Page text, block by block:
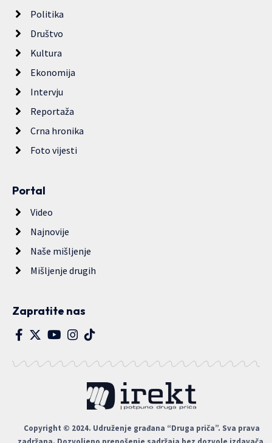
Politika
Društvo
Kultura
Ekonomija
Intervju
Reportaža
Crna hronika
Foto vijesti
Portal
Video
Najnovije
Naše mišljenje
Mišljenje drugih
Zapratite nas
Copyright © 2024. Udruženje građana “Druga priča”. Sva prava